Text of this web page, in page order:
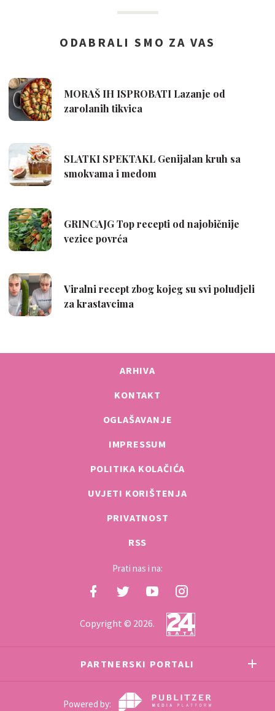
ARHIVA
KONTAKT
OGLAŠAVANJE
IMPRESSUM
POLITIKA KOLAČIĆA
UVJETI KORIŠTENJA
PRIVATNOST
RSS
Prati nas i na:
Copyright © 2026.
PARTNERSKI PORTALI
Powered by: